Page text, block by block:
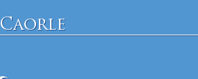
Caorle